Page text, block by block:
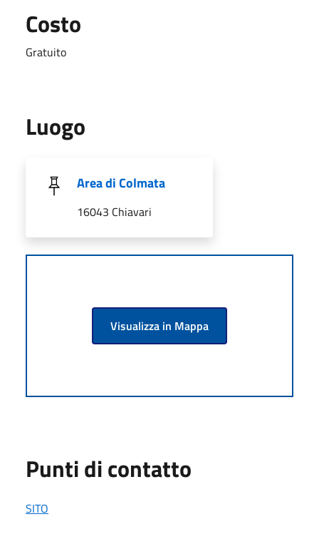
Costo
Gratuito
Luogo
Area di Colmata
16043 Chiavari
Visualizza in Mappa
Punti di contatto
SITO